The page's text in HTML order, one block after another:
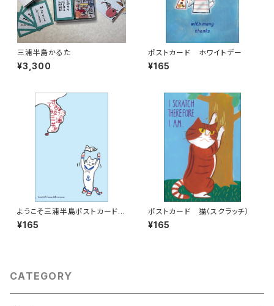
三浦半島かるた
¥3,300
ポストカード ホワイトデー
¥165
ようこそ三浦半島ポストカード
半島ネコ
¥165
ポストカード 猫（スクラッチ）
¥165
CATEGORY